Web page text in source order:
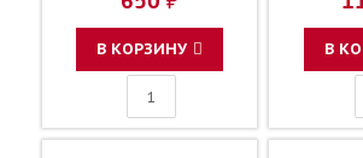
В КОРЗИНУ В